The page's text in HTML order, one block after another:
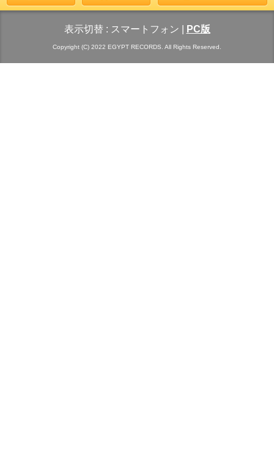
表示切替 : スマートフォン PC版
Copyright (C) 2022 EGYPT RECORDS. All Rights Reserved.